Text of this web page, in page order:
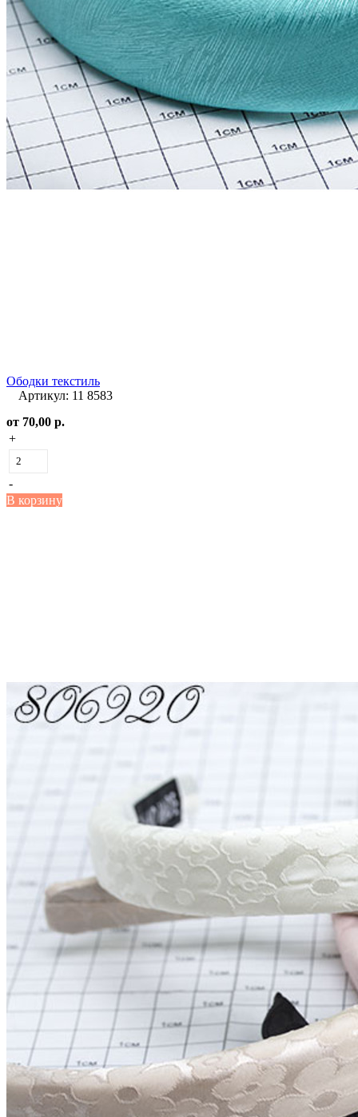
Ободки текстиль
Артикул: 11 8583
от 70,00 р.
+
-
В корзину